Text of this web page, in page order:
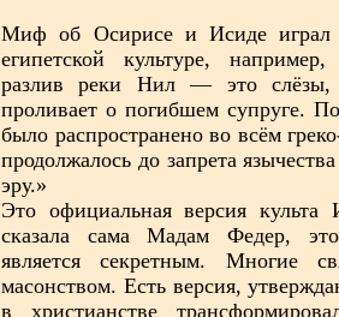
Миф об Осирисе и Исиде играл
египетской культуре,
разлив реки Нил — это слёзы,
проливает о погибшем супруге.
было распространено во всём
продолжалось до запрета
эру.»
Это официальная версия
сказала сама Мадам Федер,
является секретным. Многие
масонством. Есть версия,
в христианстве